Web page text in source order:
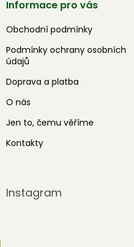
Informace pro vás
Obchodní podmínky
Podmínky ochrany osobních
údajů
Doprava a platba
O nás
Jen to, čemu věříme
Kontakty
Instagram